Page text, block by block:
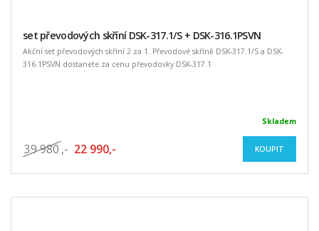
set převodových skříní DSK-317.1/S + DSK-316.1PSVN
Akční set převodových skříní 2 za 1. Převodové skříně DSK-317.1/S a DSK-
316.1PSVN dostanete za cenu převodovky DSK-317.1
Skladem
39 980 ,- 22 990,- KOUPIT